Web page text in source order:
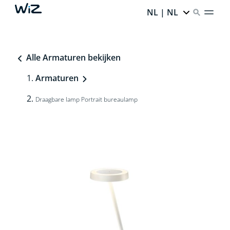
NL | NL
Alle Armaturen bekijken
Armaturen
Draagbare lamp Portrait bureaulamp